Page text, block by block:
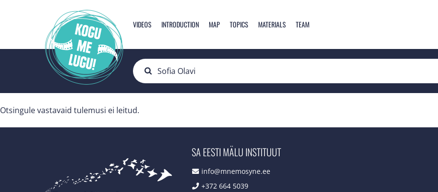
VIDEOS INTRODUCTION MAP TOPICS MATERIALS TEAM
Otsingule vastavaid tulemusi ei leitud.
SA EESTI MÄLU INSTITUUT
info@mnemosyne.ee
+372 664 5039